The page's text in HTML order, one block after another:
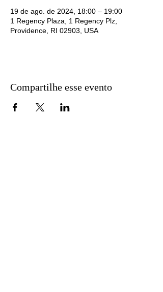
19 de ago. de 2024, 18:00 – 19:00
1 Regency Plaza, 1 Regency Plz,
Providence, RI 02903, USA
Compartilhe esse evento